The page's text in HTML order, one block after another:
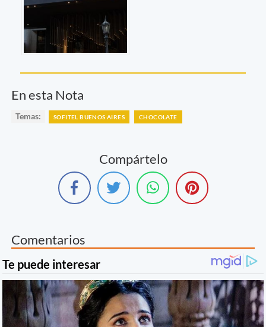
En esta Nota
Temas: SOFITEL BUENOS AIRES CHOCOLATE
Compártelo
Comentarios